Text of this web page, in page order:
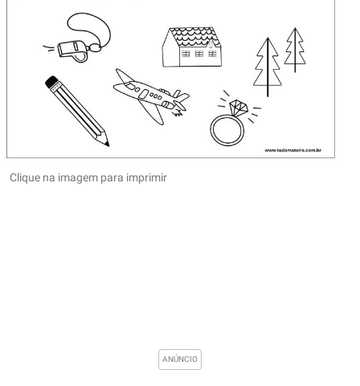
Clique na imagem para imprimir